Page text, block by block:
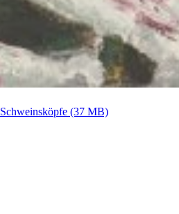
Schweinsköpfe (37 MB)